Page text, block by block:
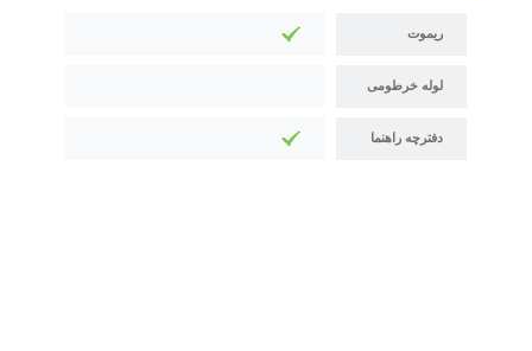
ریموت
لوله خرطومی
دفترچه راهنما